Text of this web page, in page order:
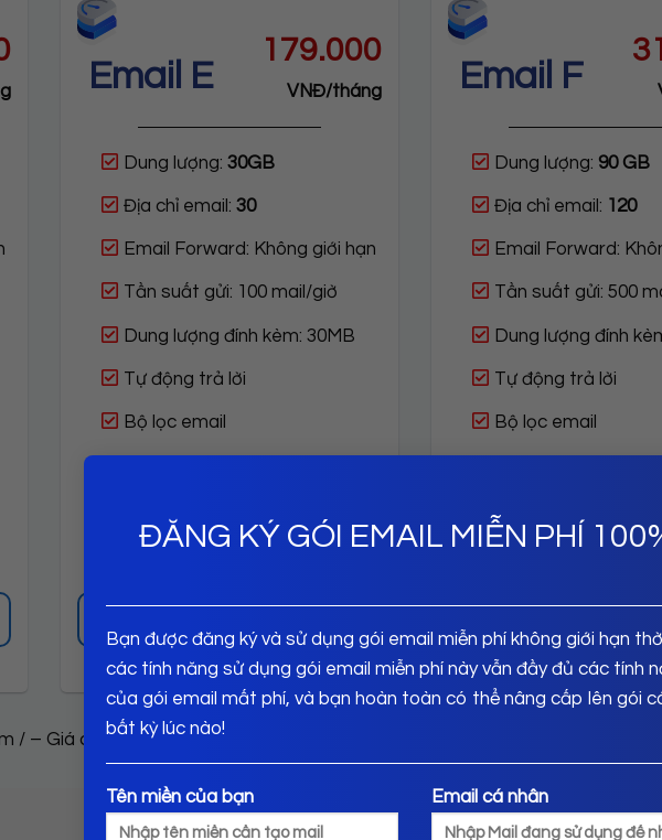
ĐĂNG KÝ GÓI EMAIL MIỄN PHÍ
Bạn được đăng ký và sử dụng gói email miễn phí không giới hạn
các tính năng sử dụng gói email miễn phí này vẫn đầy đủ các tính
của gói email mất phí, và bạn hoàn toàn có thể nâng cấp lên gói
bất kỳ lúc nào!
Tên miền của bạn Email cá nhân
Email E
179.000
VNĐ/tháng
Dung lượng:30GB
Địa chỉ email:30
Email Forward: Không giới hạn
Tần suất gửi: 100 mail/giờ
Dung lượng đính kèm: 30MB
Tự động trả lời
Bộ lọc email
Antispam / Antivirus
Email F
Dung lượng: 90 GB
Địa chỉ email: 120
Email Forward:
Tần suất gửi: 500
Dung lượng đính
Tự động trả lời
Bộ lọc email
Antispam /
/ – Giá chưa gồm VAT 10%